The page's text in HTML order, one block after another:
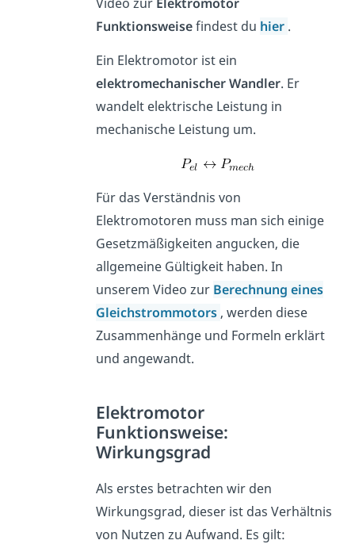
Funktionsweisefindest du hier .
Ein Elektromotor ist ein
elektromechanischer Wandler. Er
wandelt elektrische Leistung in
mechanische Leistung um.
Für das Verständnis von
Elektromotoren muss man sich einige
Gesetzmäßigkeiten angucken, die
allgemeine Gültigkeit haben. In
unserem Video zur Berechnung eines
Gleichstrommotors , werden diese
Zusammenhänge und Formeln erklärt
und angewandt.
Elektromotor
Funktionsweise:
Wirkungsgrad
Als erstes betrachten wir den
Wirkungsgrad, dieser ist das Verhältnis
von Nutzen zu Aufwand. Es gilt: